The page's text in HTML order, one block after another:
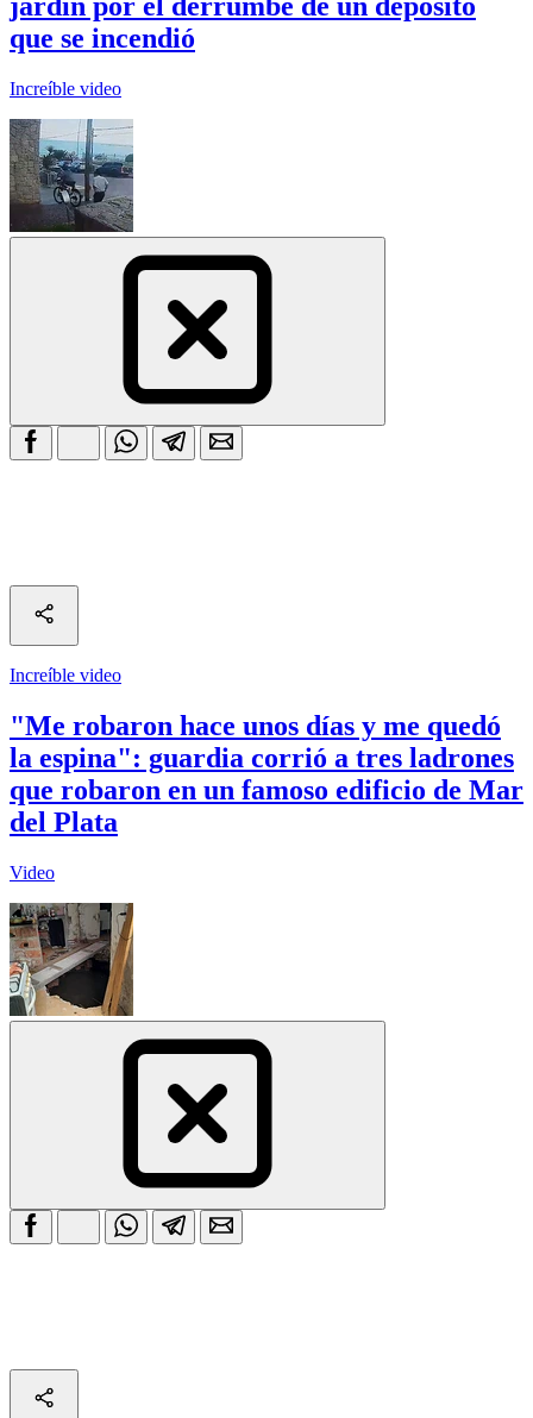
que se incendió
Increíble video
Increíble video
"Me robaron hace unos días y me quedó
la espina": guardia corrió a tres ladrones
que robaron en un famoso edificio de Mar
del Plata
Video